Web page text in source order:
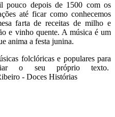
pouco depois de 1500 com os
até ficar como conhecemos
farta de receitas de milho e
e vinho quente. A música é um
anima a festa junina.
folclóricas e populares para
o seu próprio texto.